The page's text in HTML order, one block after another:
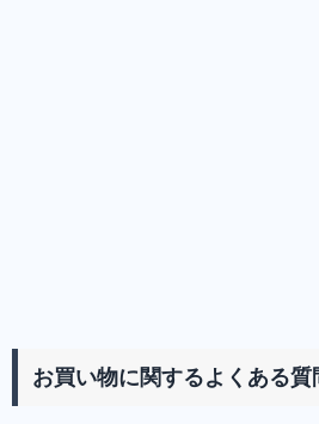
お買い物に関するよくある質